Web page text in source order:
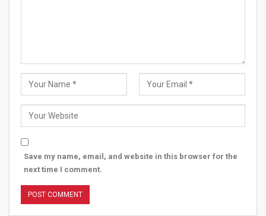
Save my name, email, and website in this browser for the
next time I comment.